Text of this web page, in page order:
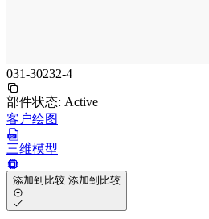
031-30232-4
部件状态: Active
客户绘图
三维模型
添加到比较 添加到比较